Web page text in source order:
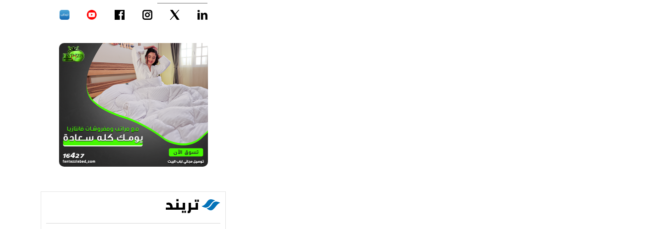
تريند